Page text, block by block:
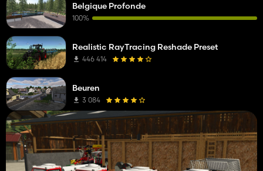
Belgique Profonde
100%
Realistic RayTracing Reshade Preset
446 414
Beuren
3 084